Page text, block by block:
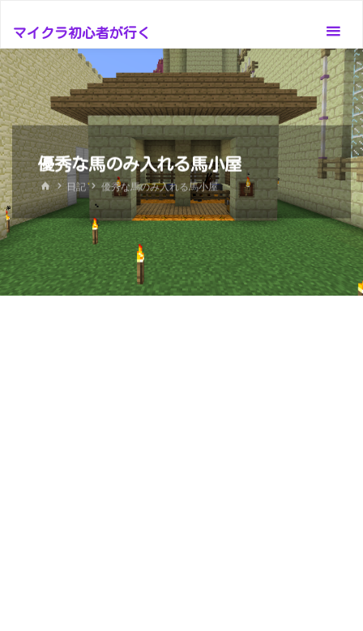
テ
ン
ツ
へ
ス
キ
ッ
プ
マイクラ初心者が行く
優秀な馬のみ入れる馬小屋
ホ
ー
ム
日記 優秀な馬のみ入れる馬小屋